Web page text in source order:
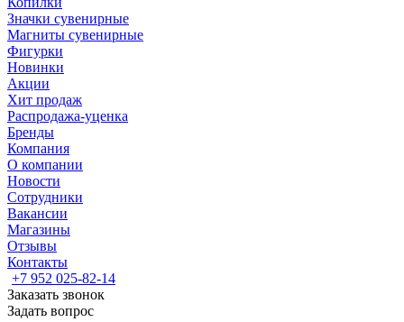
Значки сувенирные
Магниты сувенирные
Фигурки
Новинки
Акции
Хит продаж
Распродажа-уценка
Бренды
Компания
О компании
Новости
Сотрудники
Вакансии
Магазины
Отзывы
Контакты
+7 952 025-82-14
Заказать звонок
Задать вопрос